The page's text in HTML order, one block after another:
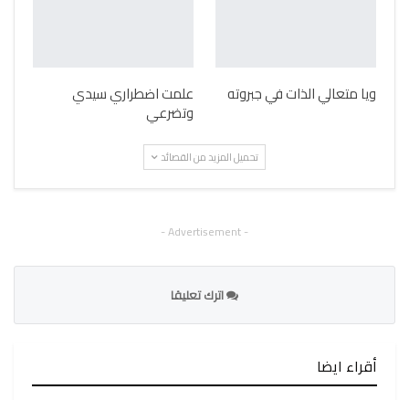
ويا متعالي الذات في جبروته علمت اضطراري سيدي
وتضرعي
تحميل المزيد من القصائد
- Advertisement -
اترك تعليقا
أقراء ايضا